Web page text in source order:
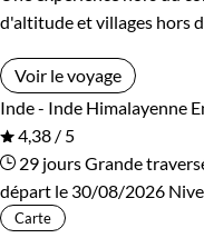
d'altitude et villages hors
Voir le voyage
Inde - Inde Himalayenne
4,38 / 5
29 joursGrande
départ le 30/08/2026
Carte